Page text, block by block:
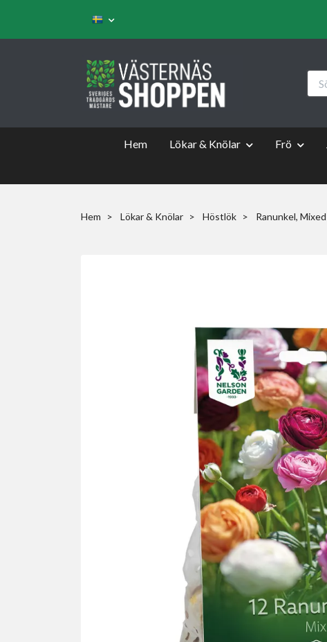
Hem Lökar & Knölar Frö
Hem Lökar & Knölar Höstlök Ranunkel, Mixed